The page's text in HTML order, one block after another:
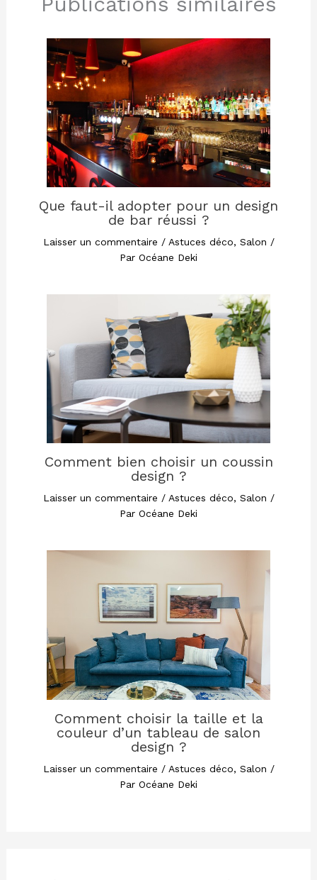
Que faut-il adopter pour un design
de bar réussi ?
Laisser un commentaire / Astuces déco, Salon /
Par Océane Deki
Comment bien choisir un coussin
design ?
Laisser un commentaire / Astuces déco, Salon /
Par Océane Deki
Comment choisir la taille et la
couleur d’un tableau de salon
design ?
Laisser un commentaire / Astuces déco, Salon /
Par Océane Deki